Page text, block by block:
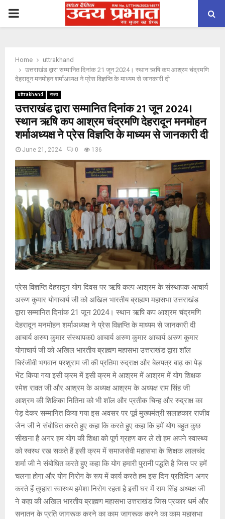
PRIMARY
Home
uttrakhand
उत्तराखंड द्वारा सम्मानित दिनांक 21 जून 2024। स्थान ऋषि कप आश्रम चंद्रमणि
देहरादून मनमोहन शर्माअध्यक्ष ने प्रेस विज्ञप्ति के माध्यम से जानकारी दी
uttrakhand राज्य
उत्तराखंड द्वारा सम्मानित दिनांक 21 जून 2024।
स्थान ऋषि कप आश्रम चंद्रमणि देहरादून मनमोहन
शर्माअध्यक्ष ने प्रेस विज्ञप्ति के माध्यम से जानकारी दी
June 21, 2024 0 136
प्रेस विज्ञप्ति देहरादून योग दिवस पर ऋषि कल्प आश्रम के संस्थापक आचार्य
अरुण कुमार योगाचार्य जी को अखिल भारतीय ब्राह्मण महासभा उत्तराखंड
द्वारा सम्मानित दिनांक 21 जून 2024। स्थान ऋषि कप आश्रम चंद्रमणि
देहरादून मनमोहन शर्माअध्यक्ष ने प्रेस विज्ञप्ति के माध्यम से जानकारी दी
आचार्य अरुण कुमार संस्थापक0 आचार्य अरुण कुमार आचार्य अरुण कुमार
योगाचार्य जी को अखिल भारतीय ब्राह्मण महासभा उत्तराखंड द्वारा शॉल
चिरंजीवी भगवान परशुराम जी की प्रतिमा रुद्राक्ष और बेलपत्र बाढ़ का पेड़
भेंट किया गया इसी क्रम में इसी क्रम मे आश्रम में आश्रम में योग शिक्षक
रमेश रावत जी और आश्रम के अध्यक्ष आश्रम के अध्यक्ष राम सिंह जी
आश्रम की शिक्षिका नितिना को भी शॉल और प्रतीक चिन्ह और रुद्राक्ष का
पेड़ देकर सम्मानित किया गया इस अवसर पर पूर्व मुख्यमंत्री सलाहकार राजीव
जैन जी ने संबोधित करते हुए कहा कि करते हुए कहा कि हमें योग बहुत कुछ
सीखना है अगर हम योग की शिक्षा को पूर्ण ग्रहण कर ले तो हम अपने स्वास्थ्य
को स्वस्थ रख सकते हैं इसी क्रम में समाजसेवी महासभा के शिक्षक लालचंद
शर्मा जी ने संबोधित करते हुए कहा कि योग हमारी पुरानी पद्धति है जिस पर हमें
चलना होगा और योग निरोग के रूप में कार्य करते हम इस दिन प्रतिदिन अगर
करते हैं तुम्हारा स्वास्थ्य हमेशा निरोग रहता है इसी घर में राम सिंह अध्यक्ष जी
ने कहा की अखिल भारतीय ब्राह्मण महासभा उत्तराखंड जिस प्रकार धर्म और
सनातन के प्रति जागरूक करने का काम जागरूक करने का काम महासभा